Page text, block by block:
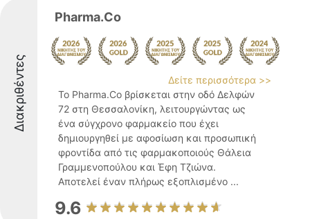
Διακριθέντες
Pharma.Co
Δείτε περισσότερα >>
Το Pharma.Co βρίσκεται στην οδό Δελφών
72 στη Θεσσαλονίκη, λειτουργώντας ως
ένα σύγχρονο φαρμακείο που έχει
δημιουργηθεί με αφοσίωση και προσωπική
φροντίδα από τις φαρμακοποιούς Θάλεια
Γραμμενοπούλου και Έφη Τζιώνα.
Αποτελεί έναν πλήρως εξοπλισμένο ...
9.6